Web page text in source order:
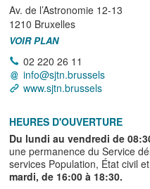
Av. de l’Astronomie 12-13
1210 Bruxelles
VOIR PLAN
02 220 26 11
info@sjtn.brussels
www.sjtn.brussels
HEURES D'OUVERTURE
Du lundi au vendredi de
une permanence du Service
services Population, État civil
mardi, de 16:00 à 18:30.